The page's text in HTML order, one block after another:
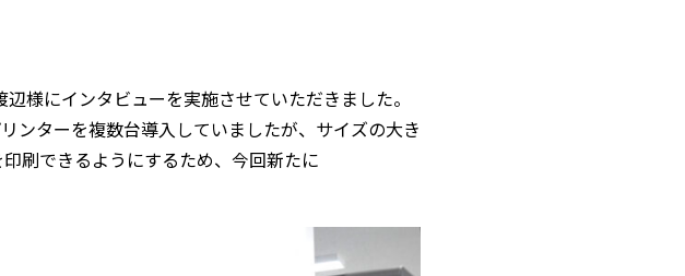
様にインタビューを実施させていただきました。
ンターを複数台導入していましたが、サイズの大き
刷できるようにするため、今回新たに